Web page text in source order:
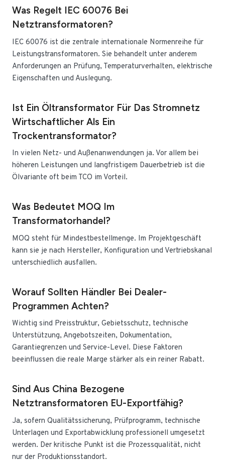
Was Regelt IEC 60076 Bei
Netztransformatoren?
IEC 60076 ist die zentrale internationale Normenreihe für
Leistungstransformatoren. Sie behandelt unter anderem
Anforderungen an Prüfung, Temperaturverhalten, elektrische
Eigenschaften und Auslegung.
Ist Ein Öltransformator Für Das Stromnetz
Wirtschaftlicher Als Ein
Trockentransformator?
In vielen Netz- und Außenanwendungen ja. Vor allem bei
höheren Leistungen und langfristigem Dauerbetrieb ist die
Ölvariante oft beim TCO im Vorteil.
Was Bedeutet MOQ Im
Transformatorhandel?
MOQ steht für Mindestbestellmenge. Im Projektgeschäft
kann sie je nach Hersteller, Konfiguration und Vertriebskanal
unterschiedlich ausfallen.
Worauf Sollten Händler Bei Dealer-
Programmen Achten?
Wichtig sind Preisstruktur, Gebietsschutz, technische
Unterstützung, Angebotszeiten, Dokumentation,
Garantiegrenzen und Service-Level. Diese Faktoren
beeinflussen die reale Marge stärker als ein reiner Rabatt.
Sind Aus China Bezogene
Netztransformatoren EU-Exportfähig?
Ja, sofern Qualitätssicherung, Prüfprogramm, technische
Unterlagen und Exportabwicklung professionell umgesetzt
werden. Der kritische Punkt ist die Prozessqualität, nicht
nur der Produktionsstandort.